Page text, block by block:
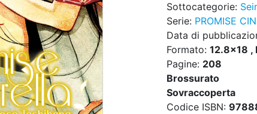
Sottocategorie:
Serie: PROMISE
Data di
Formato: 12.8x18 ,
Pagine: 208
Brossurato
Sovraccoperta
Codice ISBN: